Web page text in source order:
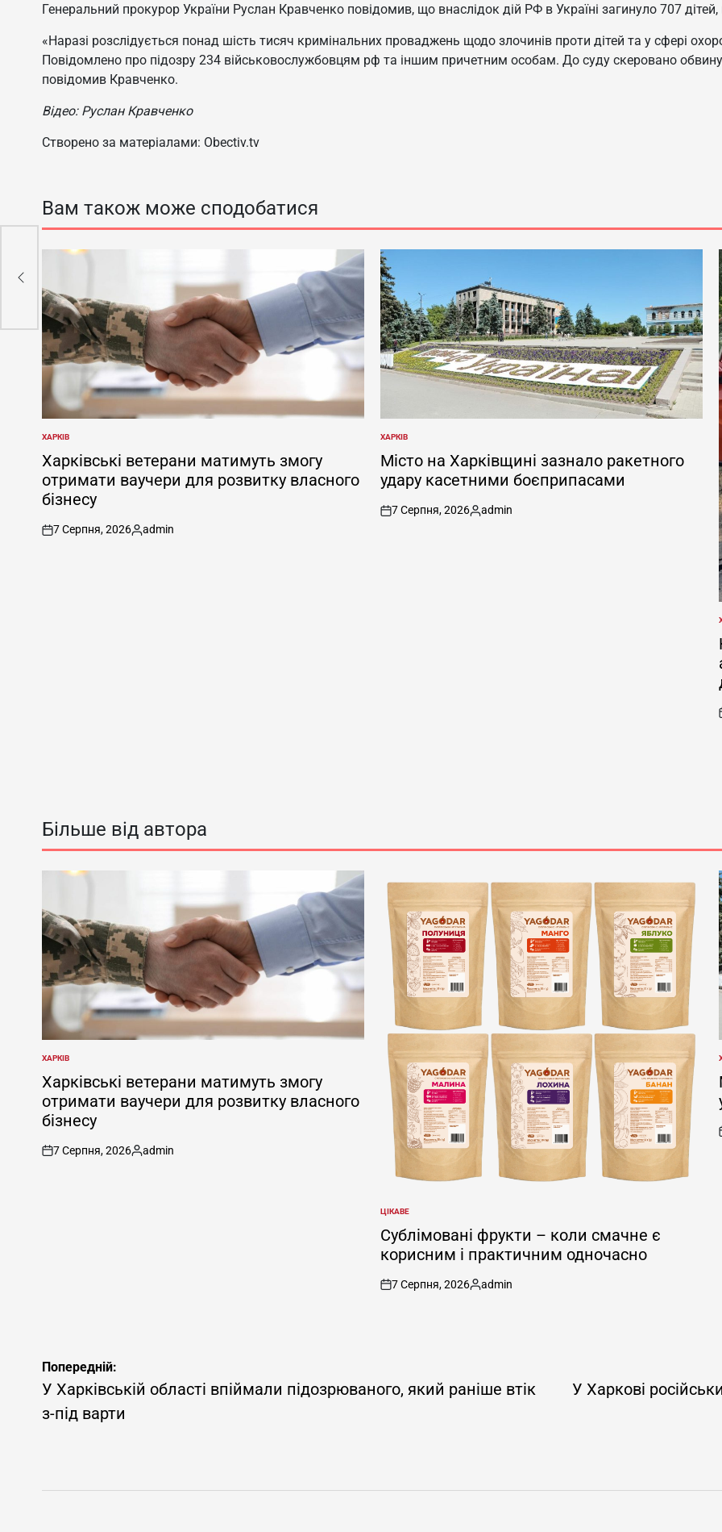
Генеральний прокурор України Руслан Кравченко повідомив, що внаслідок дій РФ в Україні загинуло 707
«Наразі розслідується понад шість тисяч кримінальних проваджень щодо злочинів проти дітей та у сфері
Повідомлено про підозру 234 військовослужбовцям рф та іншим причетним особам. До суду скеровано
повідомив Кравченко.
Відео: Руслан Кравченко
Створено за матеріалами: Obectiv.tv
Вам також може сподобатися
ОПУБЛІКУВАТИ
У
ХАРКІВ
Харківські ветерани матимуть змогу
отримати ваучери для розвитку власного
бізнесу
on
7 Серпня, 2026
Опубліковано
admin
ОПУБЛІКУВАТИ
У
ХАРКІВ
Місто на Харківщині зазнало ракетного
удару касетними боєприпасами
on
7 Серпня, 2026
Опубліковано
admin
У
Більше від автора
ОПУБЛІКУВАТИ
У
ХАРКІВ
Харківські ветерани матимуть змогу
отримати ваучери для розвитку власного
бізнесу
on
7 Серпня, 2026
Опубліковано
admin
ОПУБЛІКУВАТИ
У
ЦІКАВЕ
Сублімовані фрукти – коли смачне є
корисним і практичним одночасно
on
7 Серпня, 2026
Опубліковано
admin
У
Навігація
записів
Попередній:
У Харківській області впіймали підозрюваного, який раніше втік
з-під варти
У Харкові